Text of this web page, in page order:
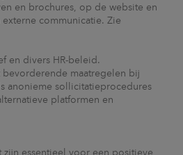
en brochures, op de website en
communicatie. Zie
en divers HR-beleid.
bevorderende maatregelen bij
anonieme sollicitatieprocedures
platformen en
zijn essentieel voor een positieve